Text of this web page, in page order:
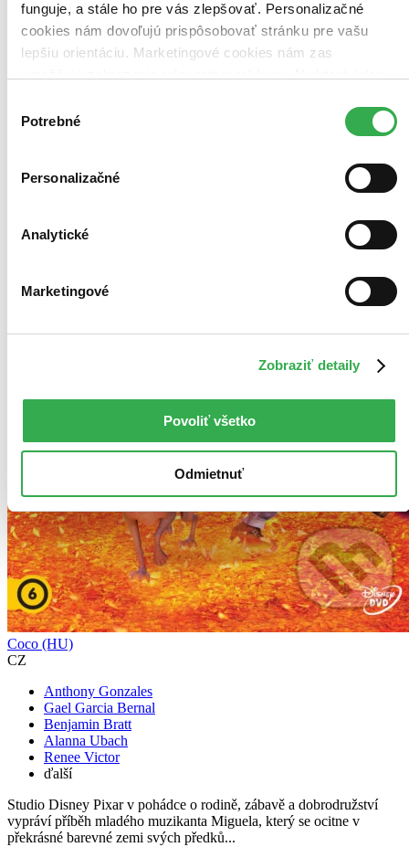
funguje, a stále ho pre vás zlepšovať. Personalizačné
cookies nám dovoľujú prispôsobovať stránku pre vašu
lepšiu orientáciu. Marketingové cookies nám zas
keby sme mohli používať všetky tieto cookies. Ďakujeme!
súhlasu
Potrebné
Personalizačné
Analytické
Marketingové
Zobraziť detaily
Povoliť všetko
Odmietnuť
Vložiť do košíka
Coco (HU)
CZ
Anthony Gonzales
Gael Garcia Bernal
Benjamin Bratt
Alanna Ubach
Renee Victor
ďalší
Studio Disney Pixar v pohádce o rodině, zábavě a dobrodružství
vypráví příběh mladého muzikanta Miguela, který se ocitne v
překrásné barevné zemi svých předků...